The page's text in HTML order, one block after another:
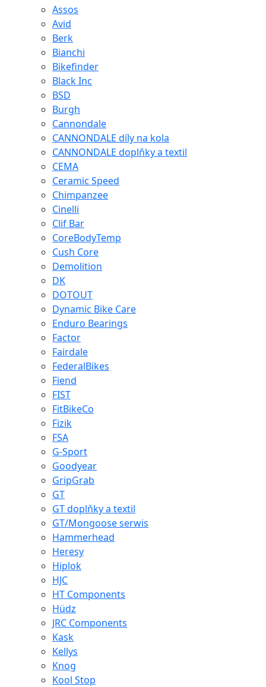
Assos
Avid
Berk
Bianchi
Bikefinder
Black Inc
BSD
Burgh
Cannondale
CANNONDALE díly na kola
CANNONDALE doplňky a textil
CEMA
Ceramic Speed
Chimpanzee
Cinelli
Clif Bar
CoreBodyTemp
Cush Core
Demolition
DK
DOTOUT
Dynamic Bike Care
Enduro Bearings
Factor
Fairdale
FederalBikes
Fiend
FIST
FitBikeCo
Fizik
FSA
G-Sport
Goodyear
GripGrab
GT
GT doplňky a textil
GT/Mongoose serwis
Hammerhead
Heresy
Hiplok
HJC
HT Components
Hüdz
JRC Components
Kask
Kellys
Knog
Kool Stop